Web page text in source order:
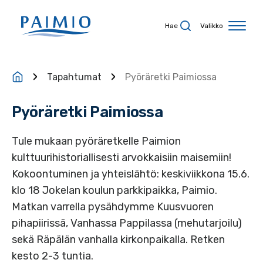
Hae Valikko
Tapahtumat Pyöräretki Paimiossa
Pyöräretki Paimiossa
Tule mukaan pyöräretkelle Paimion
kulttuurihistoriallisesti arvokkaisiin maisemiin!
Kokoontuminen ja yhteislähtö: keskiviikkona 15.6.
klo 18 Jokelan koulun parkkipaikka, Paimio.
Matkan varrella pysähdymme Kuusvuoren
pihapiirissä, Vanhassa Pappilassa (mehutarjoilu)
sekä Räpälän vanhalla kirkonpaikalla. Retken
kesto 2-3 tuntia.